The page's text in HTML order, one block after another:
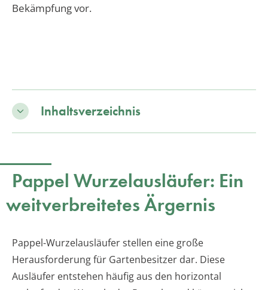
Bekämpfung vor.
Inhaltsverzeichnis
Pappel Wurzelausläufer: Ein
weitverbreitetes Ärgernis
Pappel-Wurzelausläufer stellen eine große
Herausforderung für Gartenbesitzer dar. Diese
Ausläufer entstehen häufig aus den horizontal